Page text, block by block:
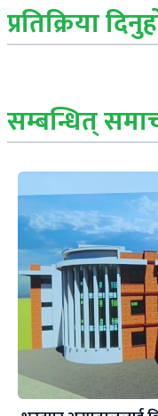
प्रतिक्रिया
सम्बन्धित्